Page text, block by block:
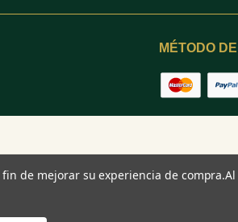
MÉTODO
de mejorar su experiencia de compra.